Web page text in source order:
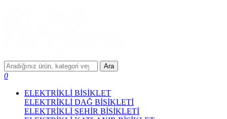
Ara
0
ELEKTRİKLİ BİSİKLET
ELEKTRİKLİ DAĞ BİSİKLETİ
ELEKTRİKLİ ŞEHİR BİSİKLETİ